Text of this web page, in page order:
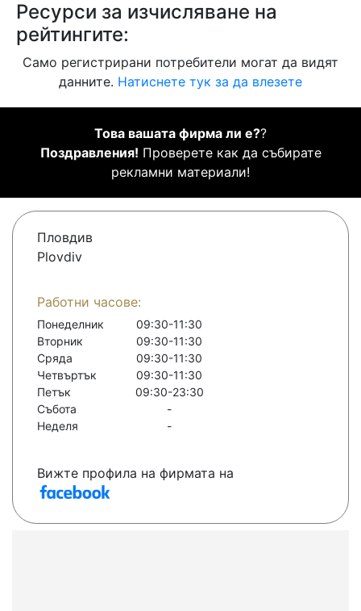
Ресурси за изчисляване на
рейтингите:
Само регистрирани потребители могат да видят
данните. Натиснете тук за да влезете
Това вашата фирма ли е??
Поздравления! Проверете как да събирате
рекламни материали!
Пловдив
Plovdiv
Работни часове:
Понеделник
09:30-11:30
Вторник
09:30-11:30
Сряда
09:30-11:30
Четвъртък
09:30-11:30
Петък
09:30-23:30
Събота
-
Неделя
-
Вижте профила на фирмата на